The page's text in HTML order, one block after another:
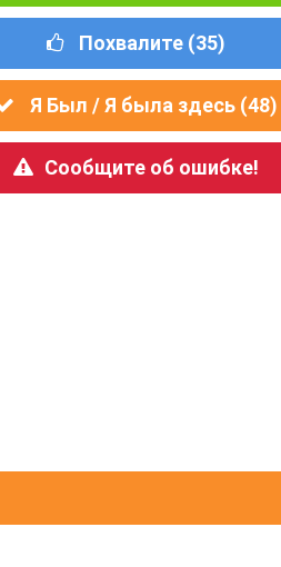
Похвалите (35)
Я Был / Я была здесь (48)
Сообщите об ошибке!